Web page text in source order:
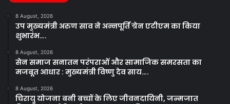
8 August, 2026
उप मुख्यमंत्री अरुण साव ने अन्नपूर्ति ग्रेन एटीएम का किया
शुभारंभ….
8 August, 2026
सेन समाज सनातन परंपराओं और सामाजिक समरसता का
मजबूत आधार : मुख्यमंत्री विष्णु देव साय….
8 August, 2026
चिरायु योजना बनी बच्चों के लिए जीवनदायिनी, जन्मजात